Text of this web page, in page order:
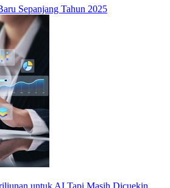
Sepanjang Tahun 2025
untuk AI Tapi Masih Dicuekin